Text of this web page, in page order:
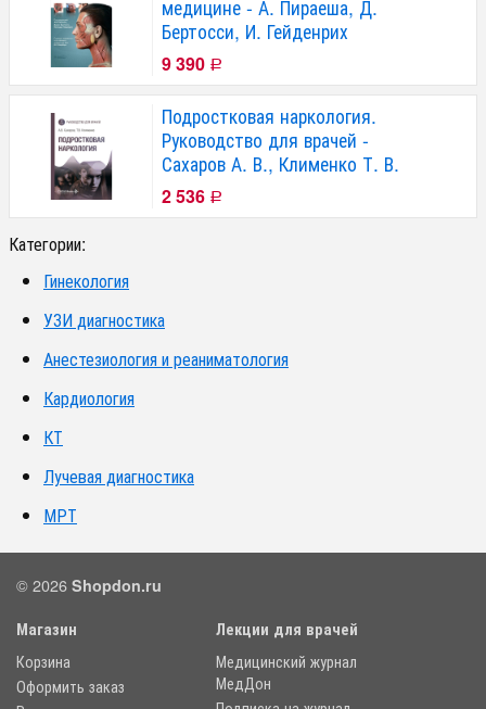
медицине - А. Пираеша, Д.
Бертосси, И. Гейденрих
9 390 Р
Подростковая наркология.
Руководство для врачей -
Сахаров А. В., Клименко Т. В.
2 536 Р
Категории:
Гинекология
УЗИ диагностика
Анестезиология и реаниматология
Кардиология
КТ
Лучевая диагностика
МРТ
© 2026 Shopdon.ru
Магазин
Корзина
Оформить заказ
Лекции для врачей
Медицинский журнал
МедДон